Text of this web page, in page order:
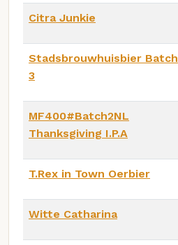
Citra Junkie
Stadsbrouwhuisbier Batch
3
MF400#Batch2NL
Thanksgiving I.P.A
T.Rex in Town Oerbier
Witte Catharina